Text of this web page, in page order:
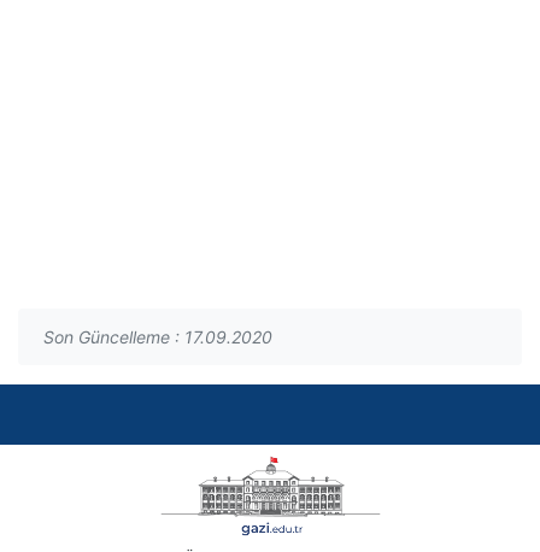
Son Güncelleme : 17.09.2020